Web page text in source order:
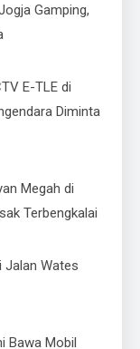
Gamping,
E-TLE di
Diminta
Megah di
Terbengkalai
Jalan Wates
Bawa Mobil